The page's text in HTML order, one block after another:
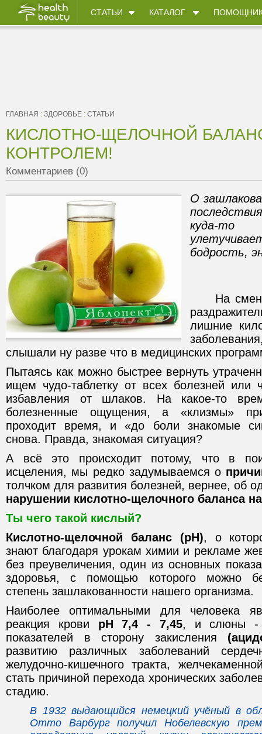
СТАТЬИ КАТАЛОГ
ГЛАВНАЯ : ЗДОРОВЬЕ : СТАТЬИ
КИСЛОТНО-ЩЕЛОЧНОЙ
КОНТРОЛЕМ!
Комментариев (0)
О
куда-
бодрость,
На смену
лишние
слышали ну разве что в медицинских
Пытаясь как можно быстрее вернуть
ищем чудо-таблетку от всех болезней или
избавления от шлаков. На какое-то
болезненные ощущения, а «клизмы»
проходит время, и «до боли знакомые
снова. Правда, знакомая ситуация?
А всё это происходит потому, что в
исцеления, мы редко задумываемся о
толчком для развития болезней, вернее, об
нарушении кислотно-щелочного баланса
Ты чего такой кислый?
Кислотно-щелочной баланс (рН), о
знают благодаря урокам химии и рекламе
без преувеличения, один из основных
здоровья, с помощью которого можно
степень зашлакованности нашего организма.
Наиболее оптимальными для человека
реакция крови рН 7,4 - 7,45, и слюны
показателей в сторону закисления
развитию различных заболеваний
желудочно-кишечного тракта,
стать причиной перехода хронических
стадию.
В 1932 выдающийся немецкий учёный в
Отто Варбург получил Нобелевскую